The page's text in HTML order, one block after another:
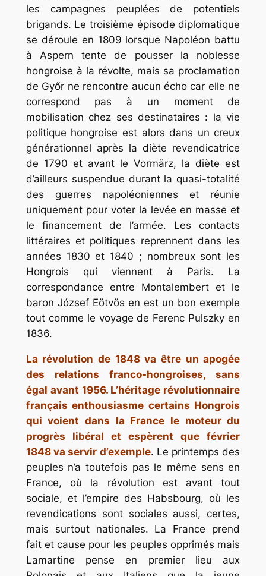
les campagnes peuplées de potentiels
brigands. Le troisième épisode diplomatique
se déroule en 1809 lorsque Napoléon battu
à Aspern tente de pousser la noblesse
hongroise à la révolte, mais sa proclamation
de Győr ne rencontre aucun écho car elle ne
correspond pas à un moment de
mobilisation chez ses destinataires : la vie
politique hongroise est alors dans un creux
générationnel après la diète revendicatrice
de 1790 et avant le Vormärz, la diète est
d’ailleurs suspendue durant la quasi-totalité
des guerres napoléoniennes et réunie
uniquement pour voter la levée en masse et
le financement de l’armée. Les contacts
littéraires et politiques reprennent dans les
années 1830 et 1840 ; nombreux sont les
Hongrois qui viennent à Paris. La
correspondance entre Montalembert et le
baron József Eötvös en est un bon exemple
tout comme le voyage de Ferenc Pulszky en
1836.
La révolution de 1848 va être un apogée
des relations franco-hongroises, sans
égal avant 1956. L’héritage révolutionnaire
français enthousiasme certains Hongrois
qui voient dans la France le moteur du
progrès libéral et espèrent que février
1848 va servir d’exemple. Le printemps des
peuples n’a toutefois pas le même sens en
France, où la révolution est avant tout
sociale, et l’empire des Habsbourg, où les
revendications sont sociales aussi, certes,
mais surtout nationales. La France prend
fait et cause pour les peuples opprimés mais
Lamartine pense en premier lieu aux